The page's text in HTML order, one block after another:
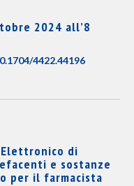
2024 all’8
4422.44196
Elettronico di
e sostanze
per il farmacista